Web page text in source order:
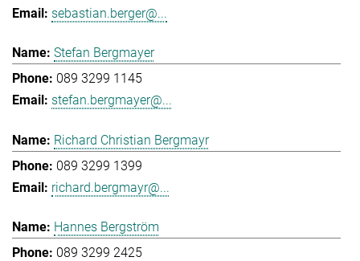
sebastian.berger@...
Stefan Bergmayer
089 3299 1145
stefan.bergmayer@...
Richard Christian Bergmayr
089 3299 1399
richard.bergmayr@...
Hannes Bergström
089 3299 2425